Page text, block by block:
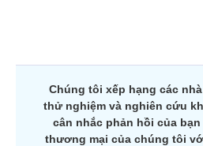
Chúng tôi xếp hạng các
thử nghiệm và nghiên cứu
cân nhắc phản hồi của
thương mại của chúng tôi